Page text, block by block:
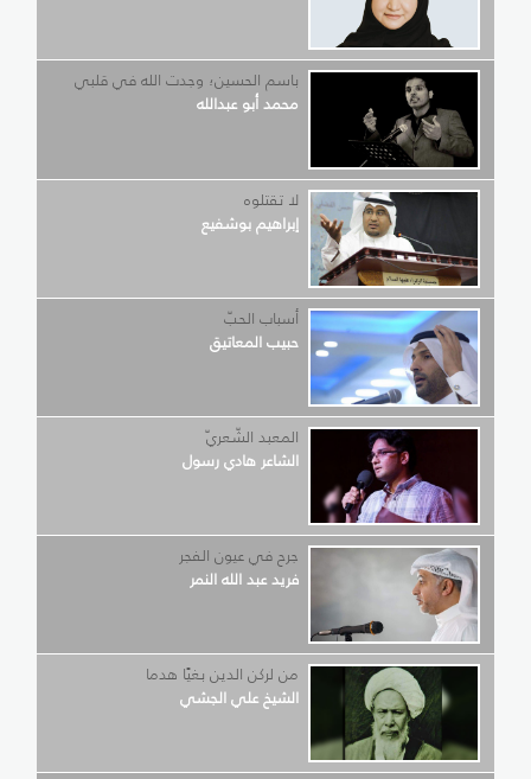
باسم الحسين؛ وجدت الله في قلبي
محمد أبو عبدالله
لا تقتلوه
إبراهيم بوشفيع
أسباب الحبّ
حبيب المعاتيق
المعبد الشّعريّ
الشاعر هادي رسول
جرح في عيون الفجر
فريد عبد الله النمر
من لركن الدين بغيًا هدما
الشيخ علي الجشي